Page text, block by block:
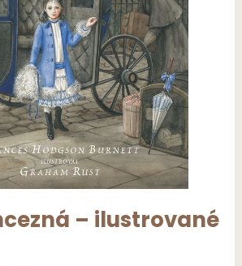
– ilustrované